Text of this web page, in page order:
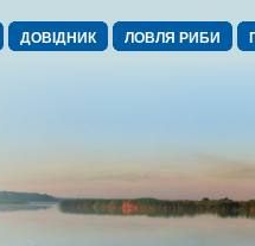
ДОВІДНИК ЛОВЛЯ РИБИ